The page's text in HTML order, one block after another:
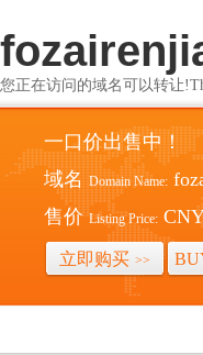
您正在访问的域名可以转让
一口价出售中！
域名 Domain Name:
售价 Listing Price:
立即购买 >>